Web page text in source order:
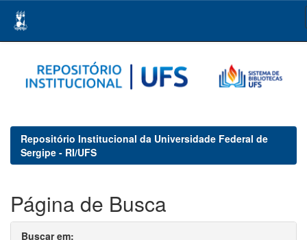
navigation
Repositório Institucional da Universidade Federal de
Sergipe - RI/UFS
Página de Busca
Buscar em: